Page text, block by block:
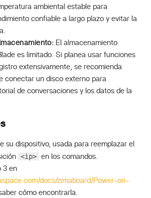
ambiental estable para
confiable a largo plazo y evitar la
El almacenamiento
es limitado. Si planea usar funciones
extensivamente, se recomienda
conectar un disco externo para
de conversaciones y los datos de la
su dispositivo, usada para reemplazar el
<ip> en los comandos.
3 en
docs/zimaboard/Power-on-
cómo encontrarla.